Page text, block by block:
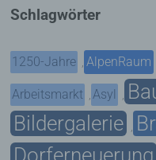
Schlagwörter
1250-Jahre , AlpenRaum
Arbeitsmarkt , Asyl ,
Bildergalerie ,
Dorferneuerung